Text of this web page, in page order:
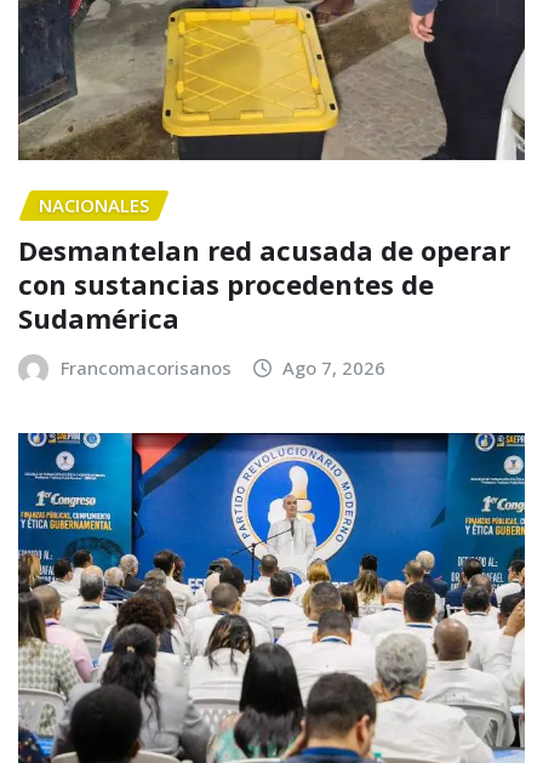
NACIONALES
Desmantelan red acusada de operar
con sustancias procedentes de
Sudamérica
Francomacorisanos Ago 7, 2026